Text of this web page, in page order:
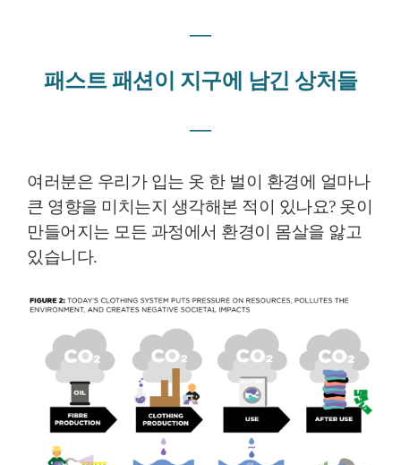
―
패스트 패션이 지구에 남긴 상처들
―
여러분은 우리가 입는 옷 한 벌이 환경에 얼마나
큰 영향을 미치는지 생각해본 적이 있나요? 옷이
만들어지는 모든 과정에서 환경이 몸살을 앓고
있습니다.